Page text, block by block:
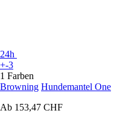
24h
+-3
1 Farben
Browning Hundemantel One
Ab 153,47 CHF